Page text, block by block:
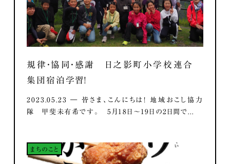
規律・協同・感謝 日之影町小学校連合
集団宿泊学習！
2023.05.23 ― 皆さま、こんにちは！ 地域おこし協力
隊 甲斐未有希です。 5月18日～19日の2日間で...
まちのこと